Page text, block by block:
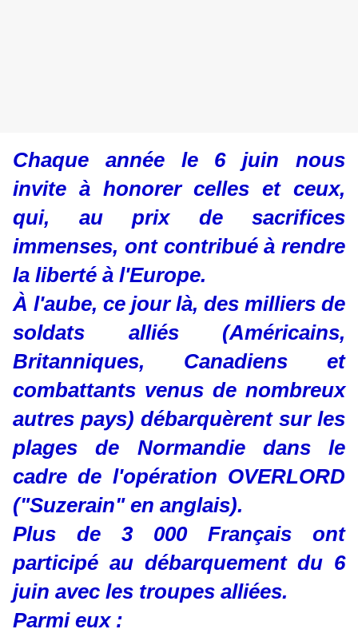
Chaque année le 6 juin nous
invite à honorer celles et ceux,
qui, au prix de sacrifices
immenses, ont contribué à rendre
la liberté à l'Europe.
À l'aube, ce jour là, des milliers de
soldats alliés (Américains,
Britanniques, Canadiens et
combattants venus de nombreux
autres pays) débarquèrent sur les
plages de Normandie dans le
cadre de l'opération OVERLORD
("Suzerain" en anglais).
Plus de 3 000 Français ont
participé au débarquement du 6
juin avec les troupes alliées.
Parmi eux :